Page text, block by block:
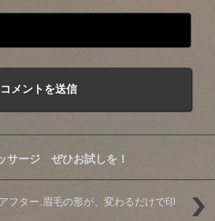
サージ ぜひお試しを！
フター️.眉毛の形が、変わるだけで印